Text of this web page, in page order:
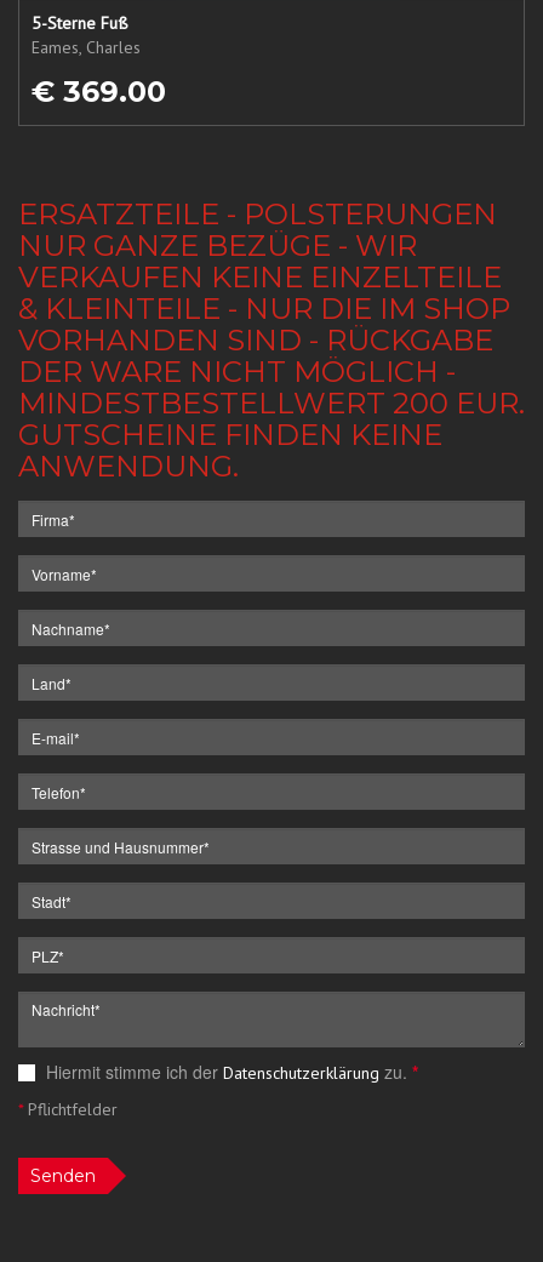
5-Sterne Fuß
Eames, Charles
€ 369.00
ERSATZTEILE - POLSTERUNGEN
NUR GANZE BEZÜGE - WIR
VERKAUFEN KEINE EINZELTEILE
& KLEINTEILE - NUR DIE IM SHOP
VORHANDEN SIND - RÜCKGABE
DER WARE NICHT MÖGLICH -
MINDESTBESTELLWERT 200 EUR.
GUTSCHEINE FINDEN KEINE
ANWENDUNG.
Hiermit stimme ich der Datenschutzerklärung zu. *
*Pflichtfelder
Senden